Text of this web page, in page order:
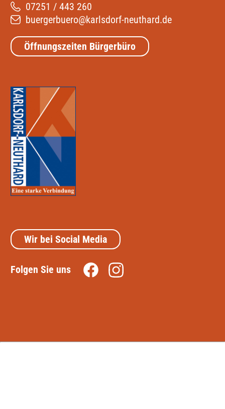
07251 / 443 260
buergerbuero@karlsdorf-neuthard.de
Öffnungszeiten Bürgerbüro
Wir bei Social Media
Folgen Sie uns